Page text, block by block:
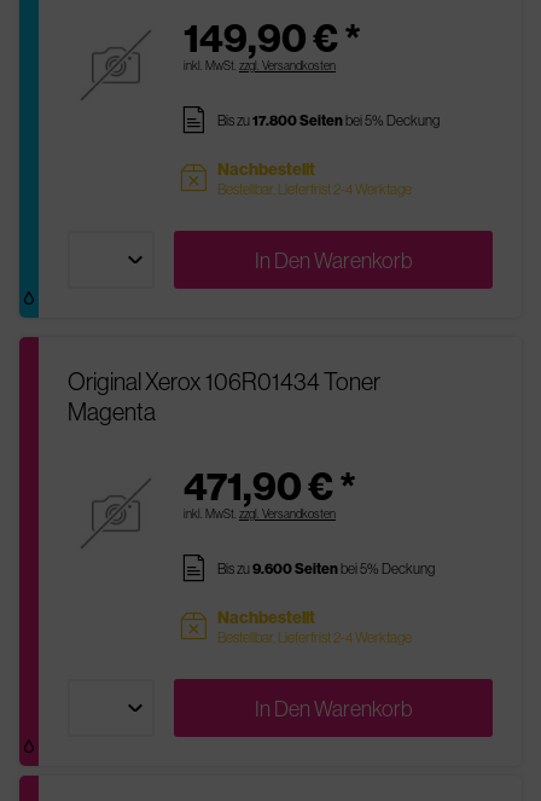
149,90 € *
inkl. MwSt. zzgl. Versandkosten
pages Bis zu17.800 Seitenbei 5% Deckung
sold Nachbestellt
Bestellbar, Lieferfrist 2-4 Werktage
In DenWarenkorb
Original Xerox 106R01434 Toner
Magenta
471,90 € *
inkl. MwSt. zzgl. Versandkosten
pages Bis zu9.600 Seitenbei 5% Deckung
sold Nachbestellt
Bestellbar, Lieferfrist 2-4 Werktage
In DenWarenkorb